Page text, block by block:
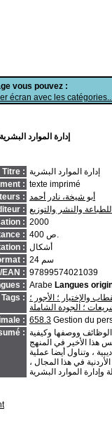
vous pouvez :
écran avec les catégories...
إدارة الموارد البشرية
Titre : إدارة الموارد البشرية
: texte imprimé
: أبو شيخة، نادر أحمد
: والنشر والتوزيع
: 2000
:
400 ص.
: أشكال
:
24 سم
EAN : 97899574021039
: Arabe Langues
Tags : والإختيار ؛ الأجور ؛
؛ الجودة الشاملة
: 658.3 Gestion du
: الوظائف ووصفها وكيفية
هذا الأخير في المنهج
، وتناول أيضا عملية
في هذا المجال ،